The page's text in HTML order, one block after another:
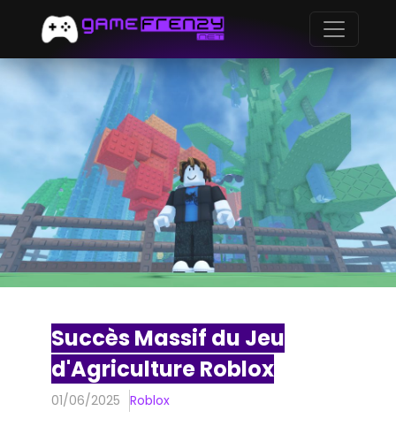
Succès Massif du Jeu
d'Agriculture Roblox
01/06/2025 Roblox